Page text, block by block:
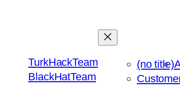
TurkHackTeam
BlackHatTeam
(no title)